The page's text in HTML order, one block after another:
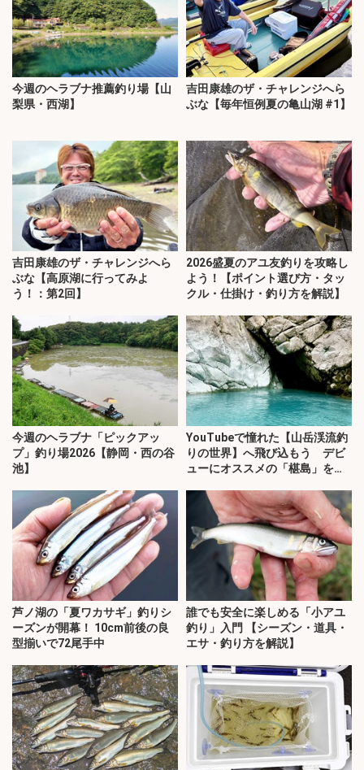
今週のヘラブナ推薦釣り場【山
梨県・西湖】
吉田康雄のザ・チャレンジへら
ぶな【毎年恒例夏の亀山湖 #1】
吉田康雄のザ・チャレンジへら
ぶな【高原湖に行ってみよ
う！：第2回】
2026盛夏のアユ友釣りを攻略し
よう！【ポイント選び方・タッ
クル・仕掛け・釣り方を解説】
今週のヘラブナ「ピックアッ
プ」釣り場2026【静岡・西の谷
池】
YouTubeで憧れた【山岳渓流釣
りの世界】へ飛び込もう デビ
ューにオススメの「椹島」を紹
芦ノ湖の「夏ワカサギ」釣りシ
ーズンが開幕！ 10cm前後の良
型揃いで72尾手中
誰でも安全に楽しめる「小アユ
釣り」入門 【シーズン・道具・
エサ・釣り方を解説】